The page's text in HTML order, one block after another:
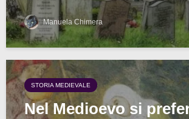
Manuela Chimera
STORIA MEDIEVALE
Nel Medioevo si